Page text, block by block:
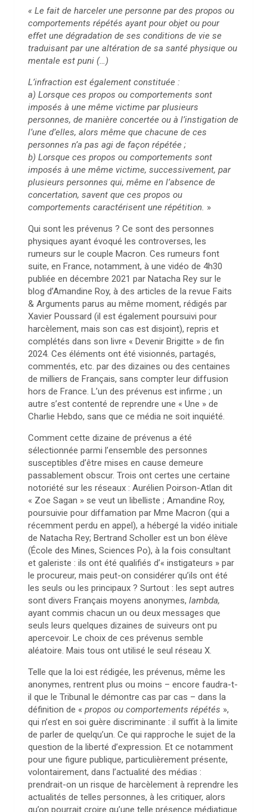
« Le fait de harceler une personne par des propos ou
comportements répétés ayant pour objet ou pour
effet une dégradation de ses conditions de vie se
traduisant par une altération de sa santé physique ou
mentale est puni (…)
L’infraction est également constituée :
a) Lorsque ces propos ou comportements sont
imposés à une même victime par plusieurs
personnes, de manière concertée ou à l’instigation de
l’une d’elles, alors même que chacune de ces
personnes n’a pas agi de façon répétée ;
b) Lorsque ces propos ou comportements sont
imposés à une même victime, successivement, par
plusieurs personnes qui, même en l’absence de
concertation, savent que ces propos ou
comportements caractérisent une répétition. »
Qui sont les prévenus ? Ce sont des personnes
physiques ayant évoqué les controverses, les
rumeurs sur le couple Macron. Ces rumeurs font
suite, en France, notamment, à une vidéo de 4h30
publiée en décembre 2021 par Natacha Rey sur le
blog d’Amandine Roy, à des articles de la revue Faits
& Arguments parus au même moment, rédigés par
Xavier Poussard (il est également poursuivi pour
harcèlement, mais son cas est disjoint), repris et
complétés dans son livre « Devenir Brigitte » de fin
2024. Ces éléments ont été visionnés, partagés,
commentés, etc. par des dizaines ou des centaines
de milliers de Français, sans compter leur diffusion
hors de France. L’un des prévenus est infirme ; un
autre s’est contenté de reprendre une « Une » de
Charlie Hebdo, sans que ce média ne soit inquiété.
Comment cette dizaine de prévenus a été
sélectionnée parmi l’ensemble des personnes
susceptibles d’être mises en cause demeure
passablement obscur. Trois ont certes une certaine
notoriété sur les réseaux : Aurélien Poirson-Atlan dit
« Zoe Sagan » se veut un libelliste ; Amandine Roy,
poursuivie pour diffamation par Mme Macron (qui a
récemment perdu en appel), a hébergé la vidéo initiale
de Natacha Rey; Bertrand Scholler est un bon élève
(École des Mines, Sciences Po), à la fois consultant
et galeriste : ils ont été qualifiés d’« instigateurs » par
le procureur, mais peut-on considérer qu’ils ont été
les seuls ou les principaux ? Surtout : les sept autres
sont divers Français moyens anonymes, lambda,
ayant commis chacun un ou deux messages que
seuls leurs quelques dizaines de suiveurs ont pu
apercevoir. Le choix de ces prévenus semble
aléatoire. Mais tous ont utilisé le seul réseau X.
Telle que la loi est rédigée, les prévenus, même les
anonymes, rentrent plus ou moins – encore faudra-t-
il que le Tribunal le démontre cas par cas – dans la
définition de « propos ou comportements répétés »,
qui n’est en soi guère discriminante : il suffit à la limite
de parler de quelqu’un. Ce qui rapproche le sujet de la
question de la liberté d’expression. Et ce notamment
pour une figure publique, particulièrement présente,
volontairement, dans l’actualité des médias :
prendrait-on un risque de harcèlement à reprendre les
actualités de telles personnes, à les critiquer, alors
qu’on pourrait croire qu’une telle présence médiatique